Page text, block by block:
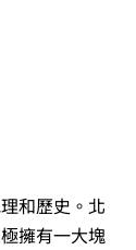
和歷史。北
擁有一大塊